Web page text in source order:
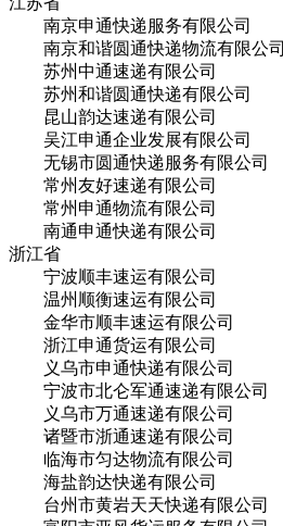
南京申通快递服务有限公司
南京和谐圆通快递物流有限公司
苏州中通速递有限公司
苏州和谐圆通快递有限公司
昆山韵达速递有限公司
吴江申通企业发展有限公司
无锡市圆通快递服务有限公司
常州友好速递有限公司
常州申通物流有限公司
南通申通快递有限公司
浙江省
宁波顺丰速运有限公司
温州顺衡速运有限公司
金华市顺丰速运有限公司
浙江申通货运有限公司
义乌市申通快递有限公司
宁波市北仑军通速递有限公司
义乌市万通速递有限公司
诸暨市浙通速递有限公司
临海市匀达物流有限公司
海盐韵达快递有限公司
台州市黄岩天天快递有限公司